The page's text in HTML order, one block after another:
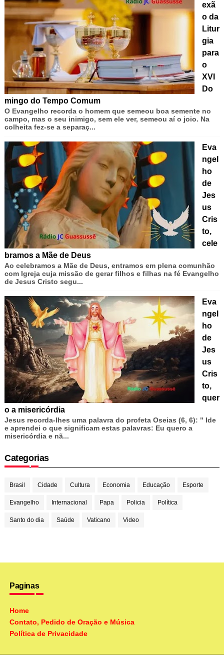
exã
o da
Litur
gia
para
o
XVI
Do
mingo do Tempo Comum
O Evangelho recorda o homem que semeou boa semente no
campo, mas o seu inimigo, sem ele ver, semeou aí o joio. Na
colheita fez-se a separaç...
Eva
ngel
ho
de
Jes
us
Cris
to,
cele
bramos a Mãe de Deus
Ao celebramos a Mãe de Deus, entramos em plena comunhão
com Igreja cuja missão de gerar filhos e filhas na fé Evangelho
de Jesus Cristo segu...
Eva
ngel
ho
de
Jes
us
Cris
to,
quer
o a misericórdia
Jesus recorda-lhes uma palavra do profeta Oseias (6, 6): " Ide
e aprendei o que significam estas palavras: Eu quero a
misericórdia e nã...
Categorias
Brasil Cidade Cultura Economia Educação Esporte
Evangelho Internacional Papa Policia Política
Santo do dia Saúde Vaticano Video
Paginas
Home
Contato, Pedido de Oração e Música
Política de Privacidade